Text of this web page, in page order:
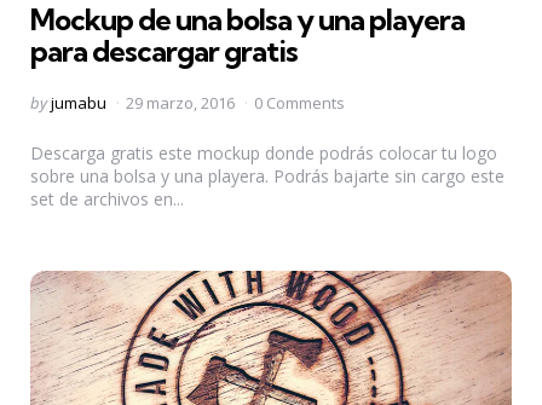
Mockup de una bolsa y una playera
para descargar gratis
Posted
byjumabu 29 marzo, 2016 0 Comments
Descarga gratis este mockup donde podrás colocar tu logo
sobre una bolsa y una playera. Podrás bajarte sin cargo este
set de archivos en...